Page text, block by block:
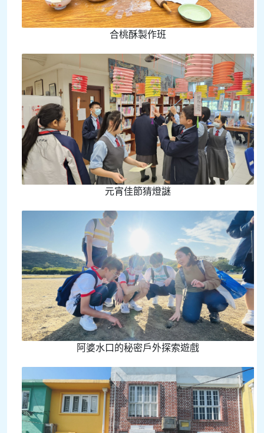
合桃酥製作班
元宵佳節猜燈謎
阿婆水口的秘密戶外探索遊戲